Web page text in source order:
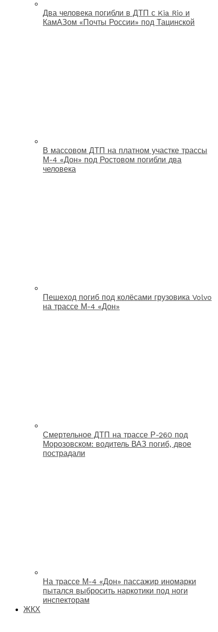
Два человека погибли в ДТП с Kia Rio и
КамАЗом «Почты России» под Тацинской
В массовом ДТП на платном участке трассы
М-4 «Дон» под Ростовом погибли два
человека
Пешеход погиб под колёсами грузовика Volvo
на трассе М-4 «Дон»
Смертельное ДТП на трассе Р-260 под
Морозовском: водитель ВАЗ погиб, двое
пострадали
На трассе М-4 «Дон» пассажир иномарки
пытался выбросить наркотики под ноги
инспекторам
ЖКХ